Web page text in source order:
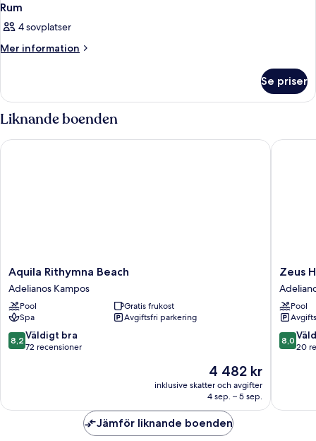
Rum
4 sovplatser
Mer information
Mer
Se priser
Liknande boenden
Aquila
Rithymna
Beach
Adelianos
Kampos
Aquila Rithymna Beach
Adelianos Kampos
Pool
Gratis frukost
Spa
Avgiftsfri parkering
8.2
av
8,2 Väldigt bra
72 recensioner
Priset
4 482 kr
4 482 kr
inklusive skatter och avgifter
4 sep. – 5 sep.
Aquila Rithymna Beach
Zeus
Hotels
YDORIA
RESORT
-
All
Inclusive
Zeus
Pool
8.0
av
8,0
20
Zeus
Jämför liknande boenden